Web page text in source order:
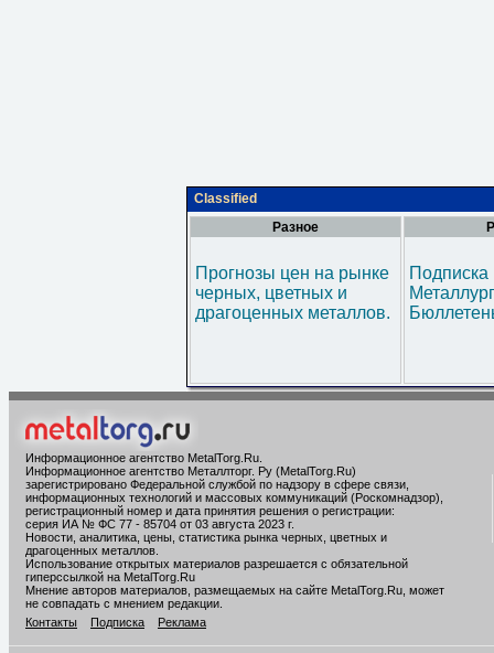
Classified
Разное
Прогнозы цен на рынке
черных, цветных и
драгоценных металлов.
Информационное агентство MetalTorg.Ru
Информационное агентство Металлторг. Ру (MetalTorg.Ru)
зарегистрировано Федеральной службой по надзору в сфере связи,
информационных технологий и массовых коммуникаций (Роскомнадзор),
регистрационный номер и дата принятия решения о регистрации:
серия ИА № ФС 77 - 85704 от 03 августа 2023 г.
Новости, аналитика, цены, статистика рынка черных, цветных и
драгоценных металлов.
Использование открытых материалов разрешается с обязательной
гиперссылкой на MetalTorg.Ru
Мнение авторов материалов, размещаемых на сайте MetalTorg.Ru, может
не совпадать с мнением редакции.
Контакты
Подписка Реклама